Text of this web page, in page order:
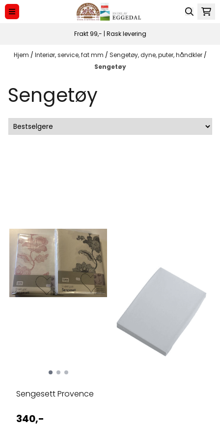
Hopp til innhold
Frakt 99,- | Rask levering
Hjem / Interiør, service, fat mm / Sengetøy, dyne, puter, håndkler /
Sengetøy
Sengetøy
Sengesett Provence
340,-